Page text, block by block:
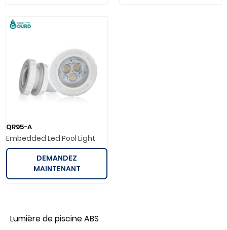
QR95-A
Embedded Led Pool Light
DEMANDEZ
MAINTENANT
Lumière de piscine ABS